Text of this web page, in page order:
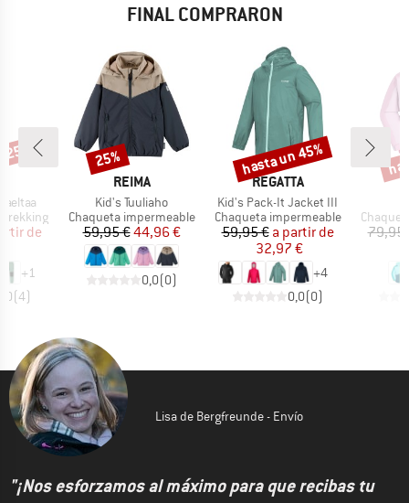
FINAL COMPRARON
trekking
reducido
de
+1
(4)
MARCA
REIMA
Artículo
Kid's Tuuliaho
Product group
Chaqueta impermeable
Precio
59,95 €Precio reducido
44,96 €
0,0(0)
Descuento
25%
MARCA
REGATTA
Artículo
Kid's Pack-It Jacket III
Product group
Chaqueta impermeable
Precio
59,95 € Precio reducido
a partir de
32,97 €
+4
0,0(0)
Descuento
hasta un 45%
Product
79,95
Lisa de Bergfreunde - Envío
"¡Nos esforzamos al máximo para que recibas tu